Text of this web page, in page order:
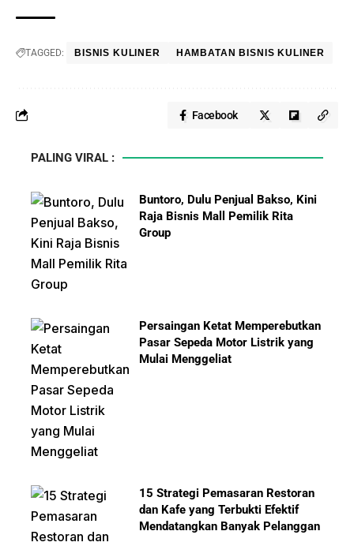
TAGGED: BISNIS KULINER HAMBATAN BISNIS KULINER
Facebook
PALING VIRAL :
Buntoro, Dulu Penjual Bakso, Kini
Raja Bisnis Mall Pemilik Rita
Group
Persaingan Ketat Memperebutkan
Pasar Sepeda Motor Listrik yang
Mulai Menggeliat
15 Strategi Pemasaran Restoran
dan Kafe yang Terbukti Efektif
Mendatangkan Banyak Pelanggan